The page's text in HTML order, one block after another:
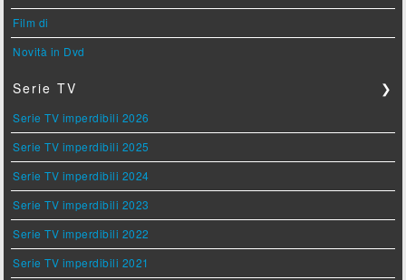
Film di
Novità in Dvd
Serie TV ❯
Serie TV imperdibili 2026
Serie TV imperdibili 2025
Serie TV imperdibili 2024
Serie TV imperdibili 2023
Serie TV imperdibili 2022
Serie TV imperdibili 2021